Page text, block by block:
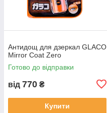
Антидощ для дзеркал GLACO
Mirror Coat Zero
Готово до відправки
від 770 ₴
Купити